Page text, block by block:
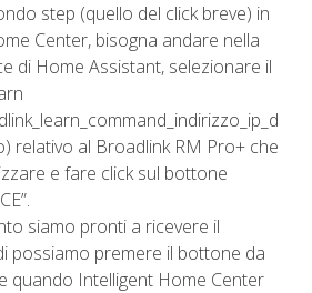
step (quello del click breve) in
Center, bisogna andare nella
di Home Assistant, selezionare il
relativo al Broadlink RM Pro+ che
e fare click sul bottone
siamo pronti a ricevere il
possiamo premere il bottone da
quando Intelligent Home Center